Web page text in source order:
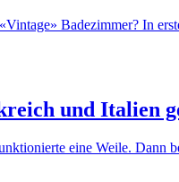
Badezimmer? In
und Italien
eine Weile. Dann